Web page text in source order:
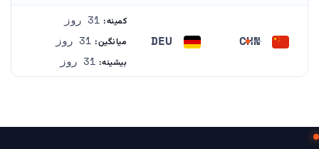
CHN
کمینه: 31 روز
میانگین: 31 روز
بیشینه: 31 روز